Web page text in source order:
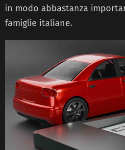
in modo abbastanza
famiglie italiane.